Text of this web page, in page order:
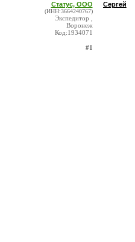
Статус, ООО
(ИНН:3664240767)
Экспедитор ,
Воронеж
Код:1934071
#1
Сергей